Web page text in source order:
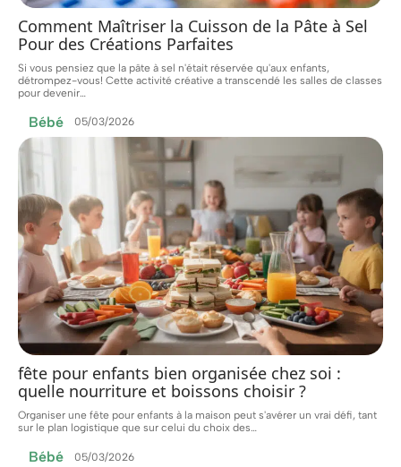
Comment Maîtriser la Cuisson de la Pâte à Sel
Pour des Créations Parfaites
Si vous pensiez que la pâte à sel n'était réservée qu'aux enfants,
détrompez-vous! Cette activité créative a transcendé les salles de classes
pour devenir
Bébé 05/03/2026
fête pour enfants bien organisée chez soi :
quelle nourriture et boissons choisir ?
Organiser une fête pour enfants à la maison peut s'avérer un vrai défi, tant
sur le plan logistique que sur celui du choix des…
Bébé 05/03/2026